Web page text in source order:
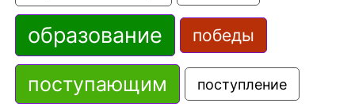
образование победы
поступающим поступление